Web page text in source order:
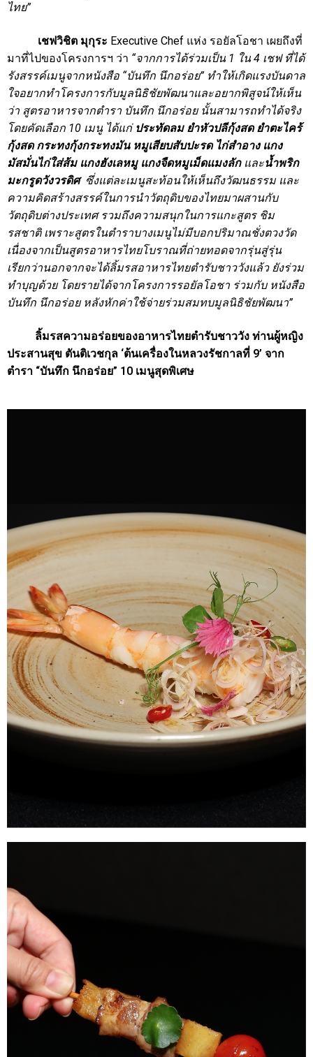
ไทย”
เชฟวิชิต มุกุระ Executive Chef แห่ง รอยัลโอชา เผยถึงที่
มาที่ไปของโครงการฯ ว่า “จากการได้ร่วมเป็น 1 ใน 4 เชฟ ที่ได้
รังสรรค์เมนูจากหนังสือ “บันทึก นึกอร่อย” ทำให้เกิดแรงบันดาล
ใจอยากทำโครงการกับมูลนิธิชัยพัฒนาและอยากพิสูจน์ให้เห็น
ว่า สูตรอาหารจากตำรา บันทึก นึกอร่อย นั้นสามารถทำได้จริง
โดยคัดเลือก 10 เมนู ได้แก่ ประทัดลม ยำหัวปลีกุ้งสด ยำตะไคร้
กุ้งสด กระทงกุ้งกระทงมัน หมูเสียบสับปะรด ไก่สำอาง แกง
มัสมั่นไก่ใส่ส้ม แกงฮังเลหมู แกงจืดหมูเม็ดแมงลัก และน้ำพริก
มะกรูดวังวรดิศ ซึ่งแต่ละเมนูสะท้อนให้เห็นถึงวัฒนธรรม และ
ความคิดสร้างสรรค์ในการนำวัตถุดิบของไทยมาผสานกับ
วัตถุดิบต่างประเทศ รวมถึงความสนุกในการแกะสูตร ชิม
รสชาติ เพราะสูตรในตำราบางเมนูไม่มีบอกปริมาณชั่งตวงวัด
เนื่องจากเป็นสูตรอาหารไทยโบราณที่ถ่ายทอดจากรุ่นสู่รุ่น
เรียกว่านอกจากจะได้ลิ้มรสอาหารไทยตำรับชาววังแล้ว ยังร่วม
ทำบุญด้วย โดยรายได้จากโครงการรอยัลโอชา ร่วมกับ หนังสือ
บันทึก นึกอร่อย หลังหักค่าใช้จ่ายร่วมสมทบมูลนิธิชัยพัฒนา”
ลิ้มรสความอร่อยของอาหารไทยตำรับชาววัง ท่านผู้หญิง
ประสานสุข ตันติเวชกุล ‘ต้นเครื่องในหลวงรัชกาลที่ 9’ จาก
ตำรา “บันทึก นึกอร่อย” 10 เมนูสุดพิเศษ